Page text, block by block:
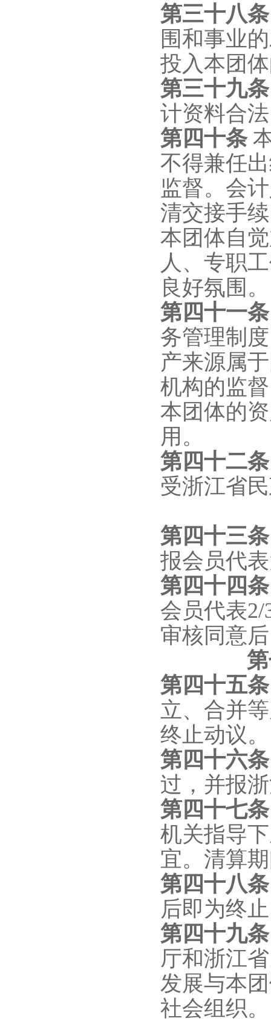
第三十八
围和事业
投入本团
第三十九
计资料合
第 四十条
不得兼任
监督。会
清交接手
本团体自
人、专职
良好氛围。
第 四十一
务管理制
产来源属
机构的监
本团体的
用。
第 四十二
受浙江省
第四十三条
报会员代
第四十 四
会员代表
审核同意
第四十五
立、合并
终止动议。
第四十六
过，并报
第四十七
机关指导
宜。清算
第四十八
后即为终
第四十九
厅和浙江
发展与本
社会组织。